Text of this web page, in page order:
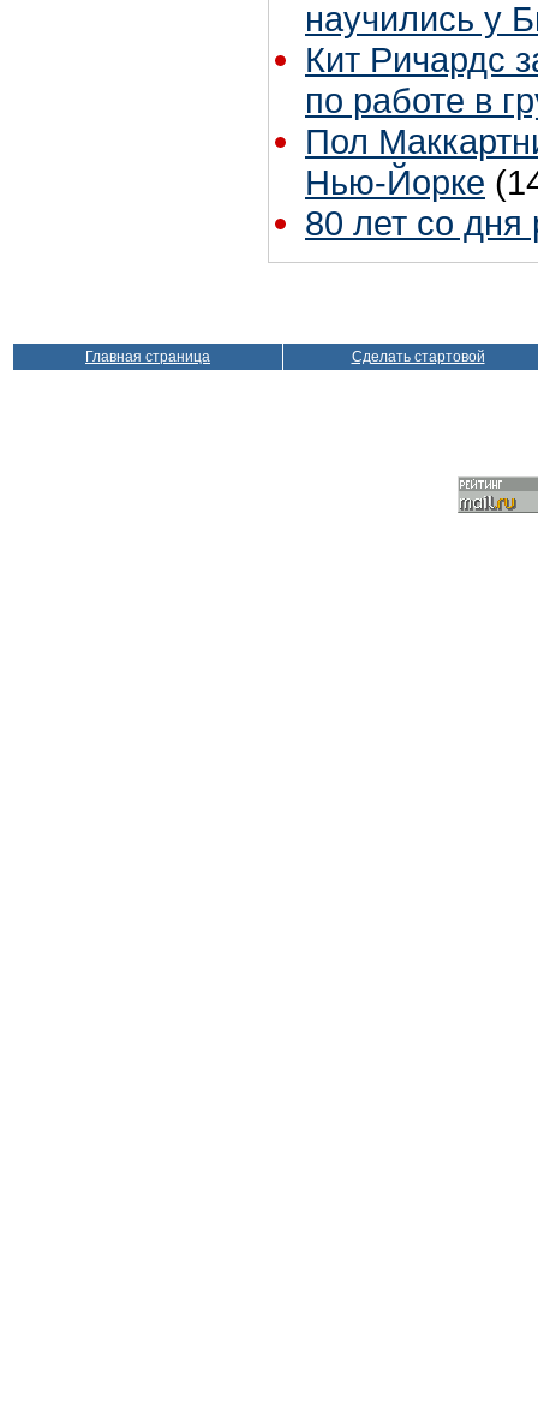
научились у
Кит Ричардс
по работе в
Пол
Нью-Йорке
80 лет со
Главная страница Сделать стартовой